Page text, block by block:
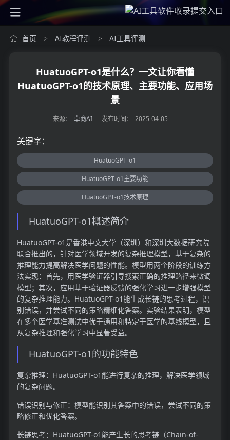
首页 > AI教程评测 > AI工具评测
HuatuoGPT-o1是什么？一文让你看懂
HuatuoGPT-o1的技术原理、主要功能、应用场
景
来源： 卓商AI 发布时间： 2025-04-05
关键字：
HuatuoGPT-o1
HuatuoGPT-o1主要功能
HuatuoGPT-o1技术原理
HuatuoGPT-o1概述简介
HuatuoGPT-o1是香港中文大学（深圳）和深圳大数据研究院
联合推出的，针对医学领域开发的复杂推理模型，基于复杂的
推理能力提高解决医学问题的性能。模型用两个阶段的训练方
法实现：首先，用医学验证器引导搜索正确的推理路径来微调
模型；其次，应用基于验证器反馈的强化学习进一步增强模型
的复杂推理能力。HuatuoGPT-o1能生成长链的思考过程，识
别错误，并尝试不同的策略精细化答案。实验结果表明，模型
在多个医学基准测试中优于通用和特定于医学的基线模型，且
从复杂推理和强化学习中显著受益。
HuatuoGPT-o1的功能特色
复杂推理：HuatuoGPT-o1能进行复杂的推理，解决医学领域
的复杂问题。
错误识别与修正：模型能识别其答案中的错误，尝试不同的策
略修正和优化答案。
长链思考：HuatuoGPT-o1能产生长的思考链（Chain-of-